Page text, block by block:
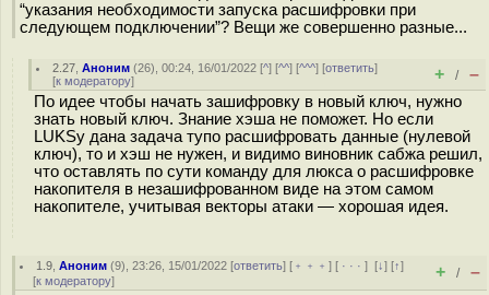
“указания необходимости запуска расшифровки при
следующем подключении”? Вещи же совершенно разные...
2.27 ,Аноним (26), 00:24, 16/01/2022 [^] [^^] [^^^] [ответить]
[к модератору] + / –
По идее чтобы начать зашифровку в новый ключ, нужно
знать новый ключ. Знание хэша не поможет. Но если
LUKSу дана задача тупо расшифровать данные (нулевой
ключ), то и хэш не нужен, и видимо виновник сабжа решил,
что оставлять по сути команду для люкса о расшифровке
накопителя в незашифрованном виде на этом самом
накопителе, учитывая векторы атаки — хорошая идея.
1.9 ,Аноним (9), 23:26, 15/01/2022 [ответить] [ ﹢﹢﹢] [ · · ·][↓] [↑]
[к модератору] + / –